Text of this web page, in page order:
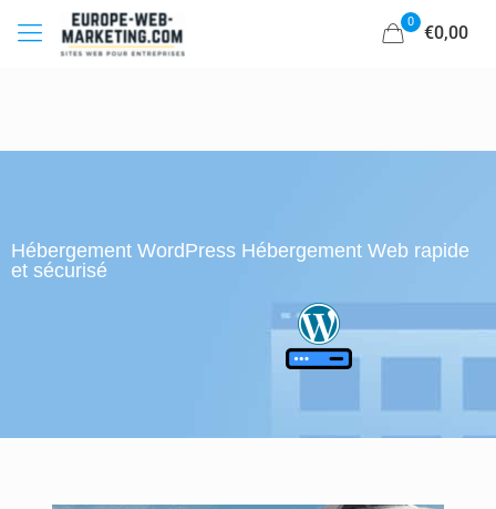
0
€0,00
Hébergement WordPress Hébergement Web rapide
et sécurisé